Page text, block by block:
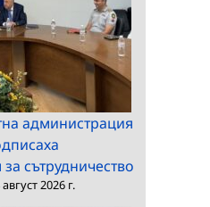
на директор на
Институт по
информационни и
комуникационни
технологии
администрация
сътрудничество
2026 г.